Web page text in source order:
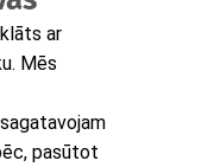
ar
Mēs
pasūtot